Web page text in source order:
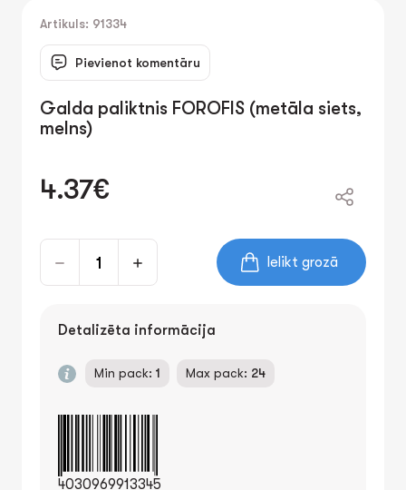
Artikuls: 91334
Pievienot komentāru
Galda paliktnis FOROFIS (metāla siets,
melns)
4.37€
Ielikt grozā
Detalizēta informācija
Min pack: 1 Max pack: 24
4030969913345